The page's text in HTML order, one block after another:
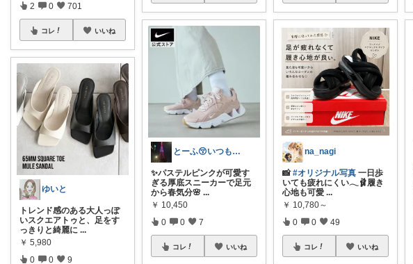
2 0 701
コレ いいね
ゆいと
トレンド感のある大人っぽ
いスクエアトゥと、足をす
っきりと綺麗に ...
￥ 5,980
0 0 9
とーふ😚いつもご購入感謝です🙇
✨パステルピンクが可愛す
ぎる厚底スニーカーで足元
から春気分🌸...
￥ 10,450
0 0 7
コレ いいね
na_nagi
📸#オリジナル写真 一日歩
いても疲れにくい𓂃🩰履き
心地も可愛 ...
￥ 10,780～
0 0 49
コレ いいね